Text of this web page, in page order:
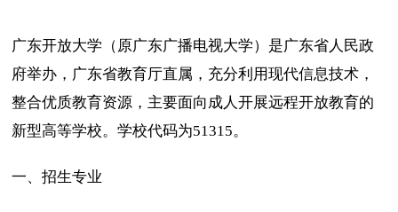
广东开放大学（原广东广播电视大学）是广东省人民政
府举办，广东省教育厅直属，充分利用现代信息技术，
整合优质教育资源，主要面向成人开展远程开放教育的
新型高等学校。学校代码为51315。
一、招生专业